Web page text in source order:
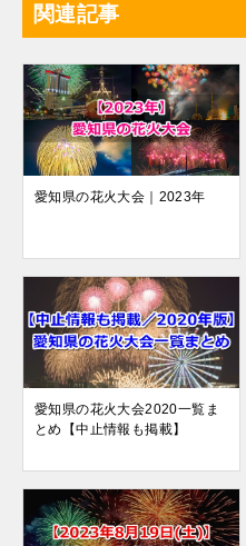
関連記事
愛知県の花火大会｜2023年
愛知県の花火大会2020一覧ま
とめ【中止情報も掲載】